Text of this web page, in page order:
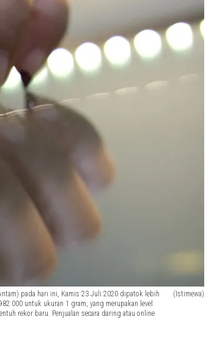
pada hari ini, Kamis 23 Juli 2020 dipatok lebih
untuk ukuran 1 gram, yang merupakan level
rekor baru. Penjualan secara daring atau online
(Istimewa)